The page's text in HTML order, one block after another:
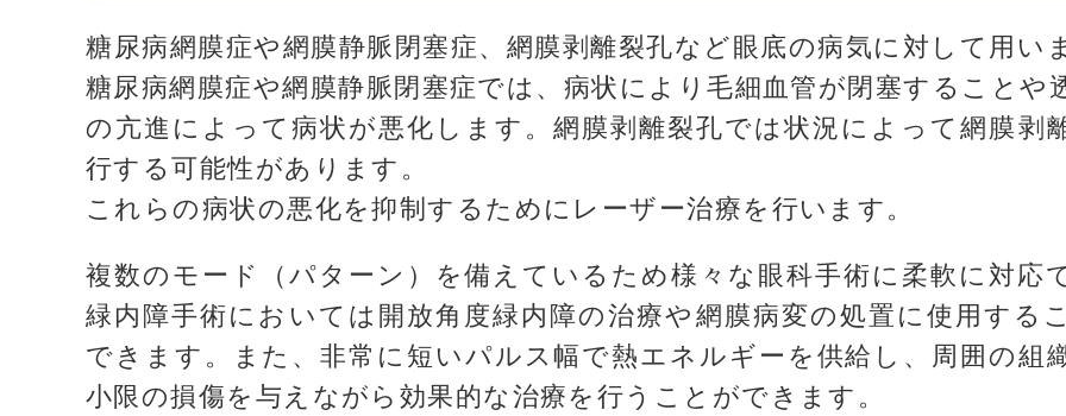
糖尿病網膜症や網膜静脈閉塞症、網膜剥離裂孔など眼底の病気に対して用い
糖尿病網膜症や網膜静脈閉塞症では、病状により毛細血管が閉塞することや
の亢進によって病状が悪化します。網膜剥離裂孔では状況によって網膜剥
行する可能性があります。
これらの病状の悪化を抑制するためにレーザー治療を行います。
複数のモード（パターン）を備えているため様々な眼科手術に柔軟に対応
緑内障手術においては開放角度緑内障の治療や網膜病変の処置に使用する
できます。また、非常に短いパルス幅で熱エネルギーを供給し、周囲の組
小限の損傷を与えながら効果的な治療を行うことができます。